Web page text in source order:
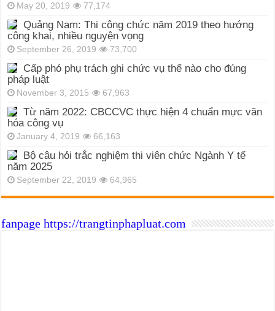
May 20, 2019 77,174
Quảng Nam: Thi công chức năm 2019 theo hướng
công khai, nhiều nguyện vọng
September 26, 2019 73,700
Cấp phó phụ trách ghi chức vụ thế nào cho đúng
pháp luật
November 3, 2015 67,963
Từ năm 2022: CBCCVC thực hiện 4 chuẩn mực văn
hóa công vụ
January 4, 2019 66,163
Bộ câu hỏi trắc nghiệm thi viên chức Ngành Y tế
năm 2025
September 22, 2019 64,965
fanpage https://trangtinphapluat.com